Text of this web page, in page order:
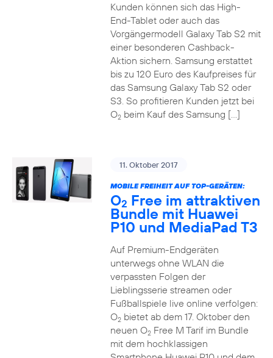
Kunden können sich das High-
End-Tablet oder auch das
Vorgängermodell Galaxy Tab S2 mit
einer besonderen Cashback-
Aktion sichern. Samsung erstattet
bis zu 120 Euro des Kaufpreises für
das Samsung Galaxy Tab S2 oder
S3. So profitieren Kunden jetzt bei
O2beim Kauf des Samsung […]
11. Oktober 2017
MOBILE FREIHEIT AUF TOP-GERÄTEN:
O2 Free im attraktiven
Bundle mit Huawei
P10 und MediaPad T3
Auf Premium-Endgeräten
unterwegs ohne WLAN die
verpassten Folgen der
Lieblingsserie streamen oder
Fußballspiele live online verfolgen:
O2bietet ab dem 17. Oktober den
neuen O2Free M Tarif im Bundle
mit dem hochklassigen